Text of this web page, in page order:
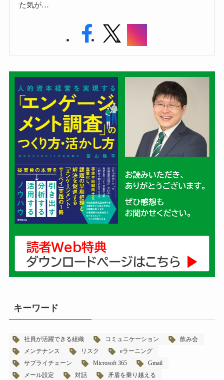
た気が…
キーワード
社員が活躍できる組織 コミュニケーション
飲み会
メンテナンス
リスク
eラーニング
サプライチェーン
Microsoft 365
Gmail
メール設定
対話
矛盾を乗り越える